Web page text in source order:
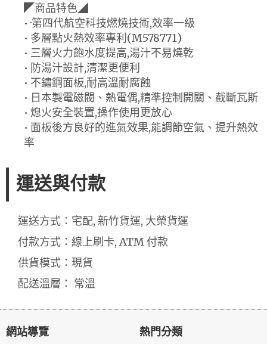
◤商品特色◢
• ·第四代航空科技燃燒技術,效率一級
• 多層點火熱效率專利(M578771)
• 三層火力飽水度提高,湯汁不易燒乾
• 防湯汁設計,清潔更便利
• 不鏽鋼面板,耐高溫耐腐蝕
• 日本製電磁閥、熱電偶,精準控制開關、截斷瓦斯
• 熄火安全裝置,操作使用更放心
• 面板後方良好的進氣效果,能調節空氣、提升熱效
率
運送與付款
運送方式：宅配, 新竹貨運, 大榮貨運
付款方式：線上刷卡, ATM 付款
供貨模式：現貨
配送溫層： 常溫
網站導覽 熱門分類